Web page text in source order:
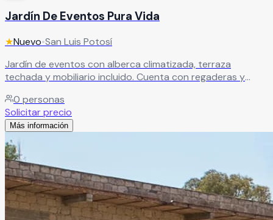
Jardín De Eventos Pura Vida
★Nuevo•San Luis Potosí
Jardín de eventos con alberca climatizada, terraza
techada y mobiliario incluido. Cuenta con regaderas y
comodidad, funcionalidad y un ambiente al aire libre con
servicios completos.
0 personas
Solicitar precio
Más información